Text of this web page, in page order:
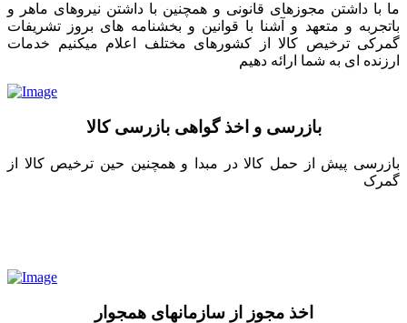
ما با داشتن مجوزهای قانونی و همچنین با داشتن نیروهای ماهر و
باتجربه و متعهد و آشنا با قوانین و بخشنامه های بروز تشریفات
گمرکی ترخیص کالا از کشورهای مختلف اعلام میکنیم خدمات
ارزنده ای به شما ارائه دهیم
بازرسی و اخذ گواهی بازرسی کالا
بازرسی پیش از حمل کالا در مبدا و همچنین حین ترخیص کالا از
گمرک
اخذ مجوز از سازمانهای همجوار